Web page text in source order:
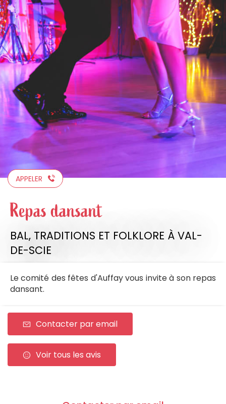
Aller
au
contenu
principal
APPELER
Repas dansant
BAL, TRADITIONS ET FOLKLORE À VAL-
DE-SCIE
Le comité des fêtes d'Auffay vous invite à son repas
dansant.
Contacter par email
Voir tous les avis